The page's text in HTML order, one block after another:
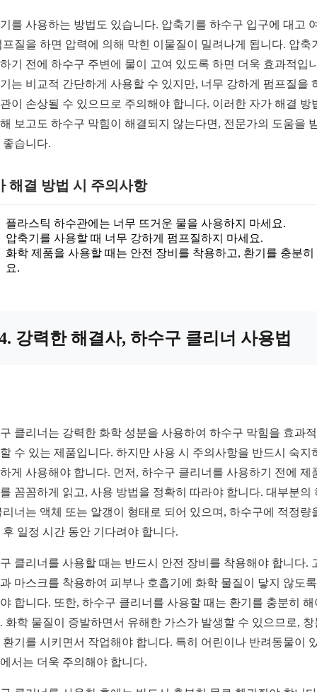
를 사용하는 방법도 있습니다. 압축기를 하수구 입구에 대고
프질을 하면 압력에 의해 막힌 이물질이 밀려나게 됩니다. 압축
기 전에 하수구 주변에 물이 고여 있도록 하면 더욱 효과적입
는 비교적 간단하게 사용할 수 있지만, 너무 강하게 펌프질을
이 손상될 수 있으므로 주의해야 합니다. 이러한 자가 해결 방
보고도 하수구 막힘이 해결되지 않는다면, 전문가의 도움을
좋습니다.
해결 방법 시 주의사항
플라스틱 하수관에는 너무 뜨거운 물을 사용하지 마세요.
압축기를 사용할 때 너무 강하게 펌프질하지 마세요.
화학 제품을 사용할 때는 안전 장비를 착용하고, 환기를 충분히
요.
강력한 해결사, 하수구 클리너 사용법
클리너는 강력한 화학 성분을 사용하여 하수구 막힘을 효과
수 있는 제품입니다. 하지만 사용 시 주의사항을 반드시 숙지
게 사용해야 합니다. 먼저, 하수구 클리너를 사용하기 전에 제
꼼꼼하게 읽고, 사용 방법을 정확히 따라야 합니다. 대부분의
리너는 액체 또는 알갱이 형태로 되어 있으며, 하수구에 적정량
후 일정 시간 동안 기다려야 합니다.
클리너를 사용할 때는 반드시 안전 장비를 착용해야 합니다.
마스크를 착용하여 피부나 호흡기에 화학 물질이 닿지 않도
합니다. 또한, 하수구 클리너를 사용할 때는 환기를 충분히 해
화학 물질이 증발하면서 유해한 가스가 발생할 수 있으므로, 창
환기를 시키면서 작업해야 합니다. 특히 어린이나 반려동물이
서는 더욱 주의해야 합니다.